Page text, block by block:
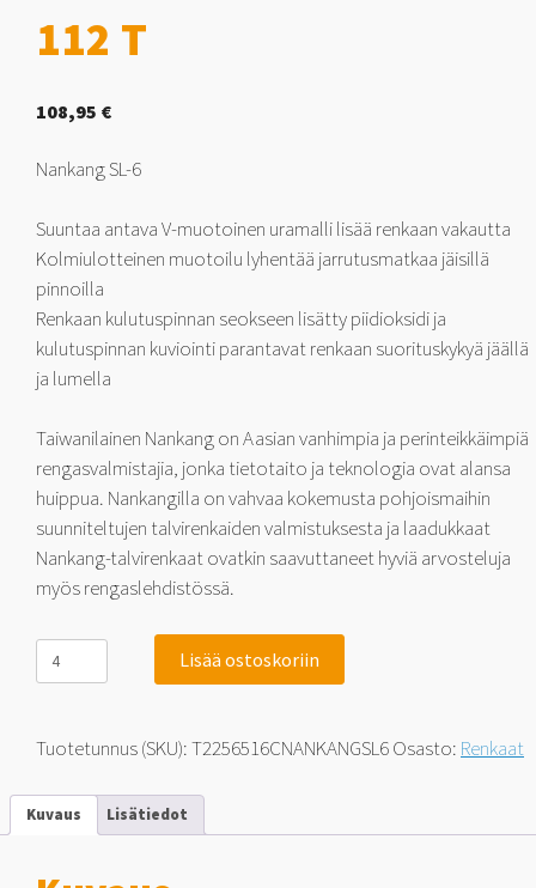
112 T
108,95 €
Nankang SL-6
Suuntaa antava V-muotoinen uramalli lisää renkaan vakautta
Kolmiulotteinen muotoilu lyhentää jarrutusmatkaa jäisillä
pinnoilla
Renkaan kulutuspinnan seokseen lisätty piidioksidi ja
kulutuspinnan kuviointi parantavat renkaan suorituskykyä jäällä
ja lumella
Taiwanilainen Nankang on Aasian vanhimpia ja perinteikkäimpiä
rengasvalmistajia, jonka tietotaito ja teknologia ovat alansa
huippua. Nankangilla on vahvaa kokemusta pohjoismaihin
suunniteltujen talvirenkaiden valmistuksesta ja laadukkaat
Nankang-talvirenkaat ovatkin saavuttaneet hyviä arvosteluja
myös rengaslehdistössä.
Nankang
SL-
6
112
Lisää ostoskoriin
Tuotetunnus (SKU):T2256516CNANKANGSL6Osasto: Renkaat
Kuvaus Lisätiedot